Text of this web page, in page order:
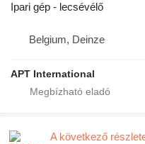
Ipari gép - lecsévélő
Belgium, Deinze
APT International
A következő